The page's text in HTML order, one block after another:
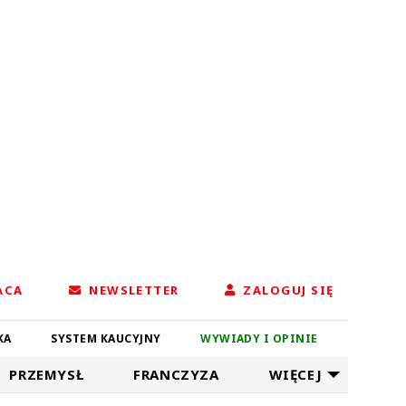
NEWSLETTER ZALOGUJ SIĘ
SYSTEM KAUCYJNY WYWIADY I OPINIE
PRZEMYSŁ FRANCZYZA WIĘCEJ